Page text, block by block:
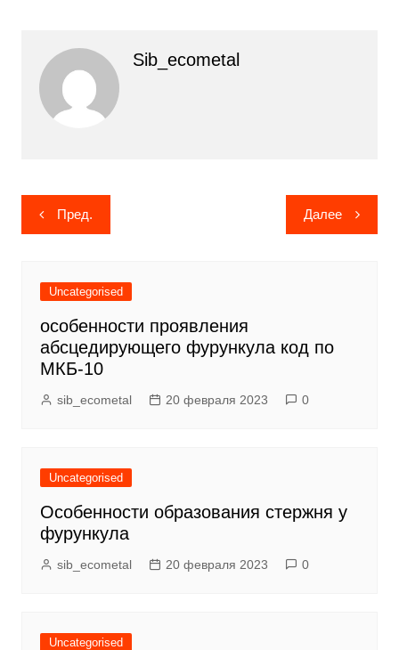
Sib_ecometal
Навигация
по
Пред. Далее
Uncategorised
особенности проявления
абсцедирующего фурункула код по
МКБ-10
sib_ecometal 20 февраля 2023 0
Uncategorised
Особенности образования стержня у
фурункула
sib_ecometal 20 февраля 2023 0
Uncategorised